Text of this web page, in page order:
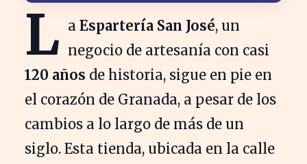
L a Espartería San José, un
negocio de artesanía con casi
120 años de historia, sigue en pie en
el corazón de Granada, a pesar de los
cambios a lo largo de más de un
siglo. Esta tienda, ubicada en la calle